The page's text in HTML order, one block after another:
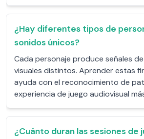
¿Hay diferentes tipos de
sonidos únicos?
Cada personaje produce señales
visuales distintos. Aprender estas
ayuda con el reconocimiento de
experiencia de juego audiovisual
¿Cuánto duran las sesiones de